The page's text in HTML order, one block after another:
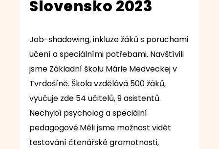
Slovensko 2023
Job-shadowing, inkluze žáků s poruchami
učení a speciálními potřebami. Navštívili
jsme Základní školu Márie Medveckej v
Tvrdošíně. Škola vzdělává 500 žáků,
vyučuje zde 54 učitelů, 9 asistentů.
Nechybí psycholog a speciální
pedagogové.Měli jsme možnost vidět
testování čtenářské gramotnosti,